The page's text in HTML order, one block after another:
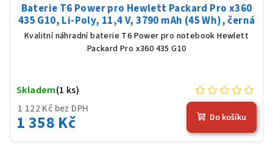
Baterie T6 Power pro Hewlett Packard Pro x360
435 G10, Li-Poly, 11,4 V, 3790 mAh (45 Wh), černá
Kvalitní náhradní baterie T6 Power pro notebook Hewlett
Packard Pro x360 435 G10
1 122 Kč bez DPH
1 358 Kč
Skladem(1 ks)
Do košíku